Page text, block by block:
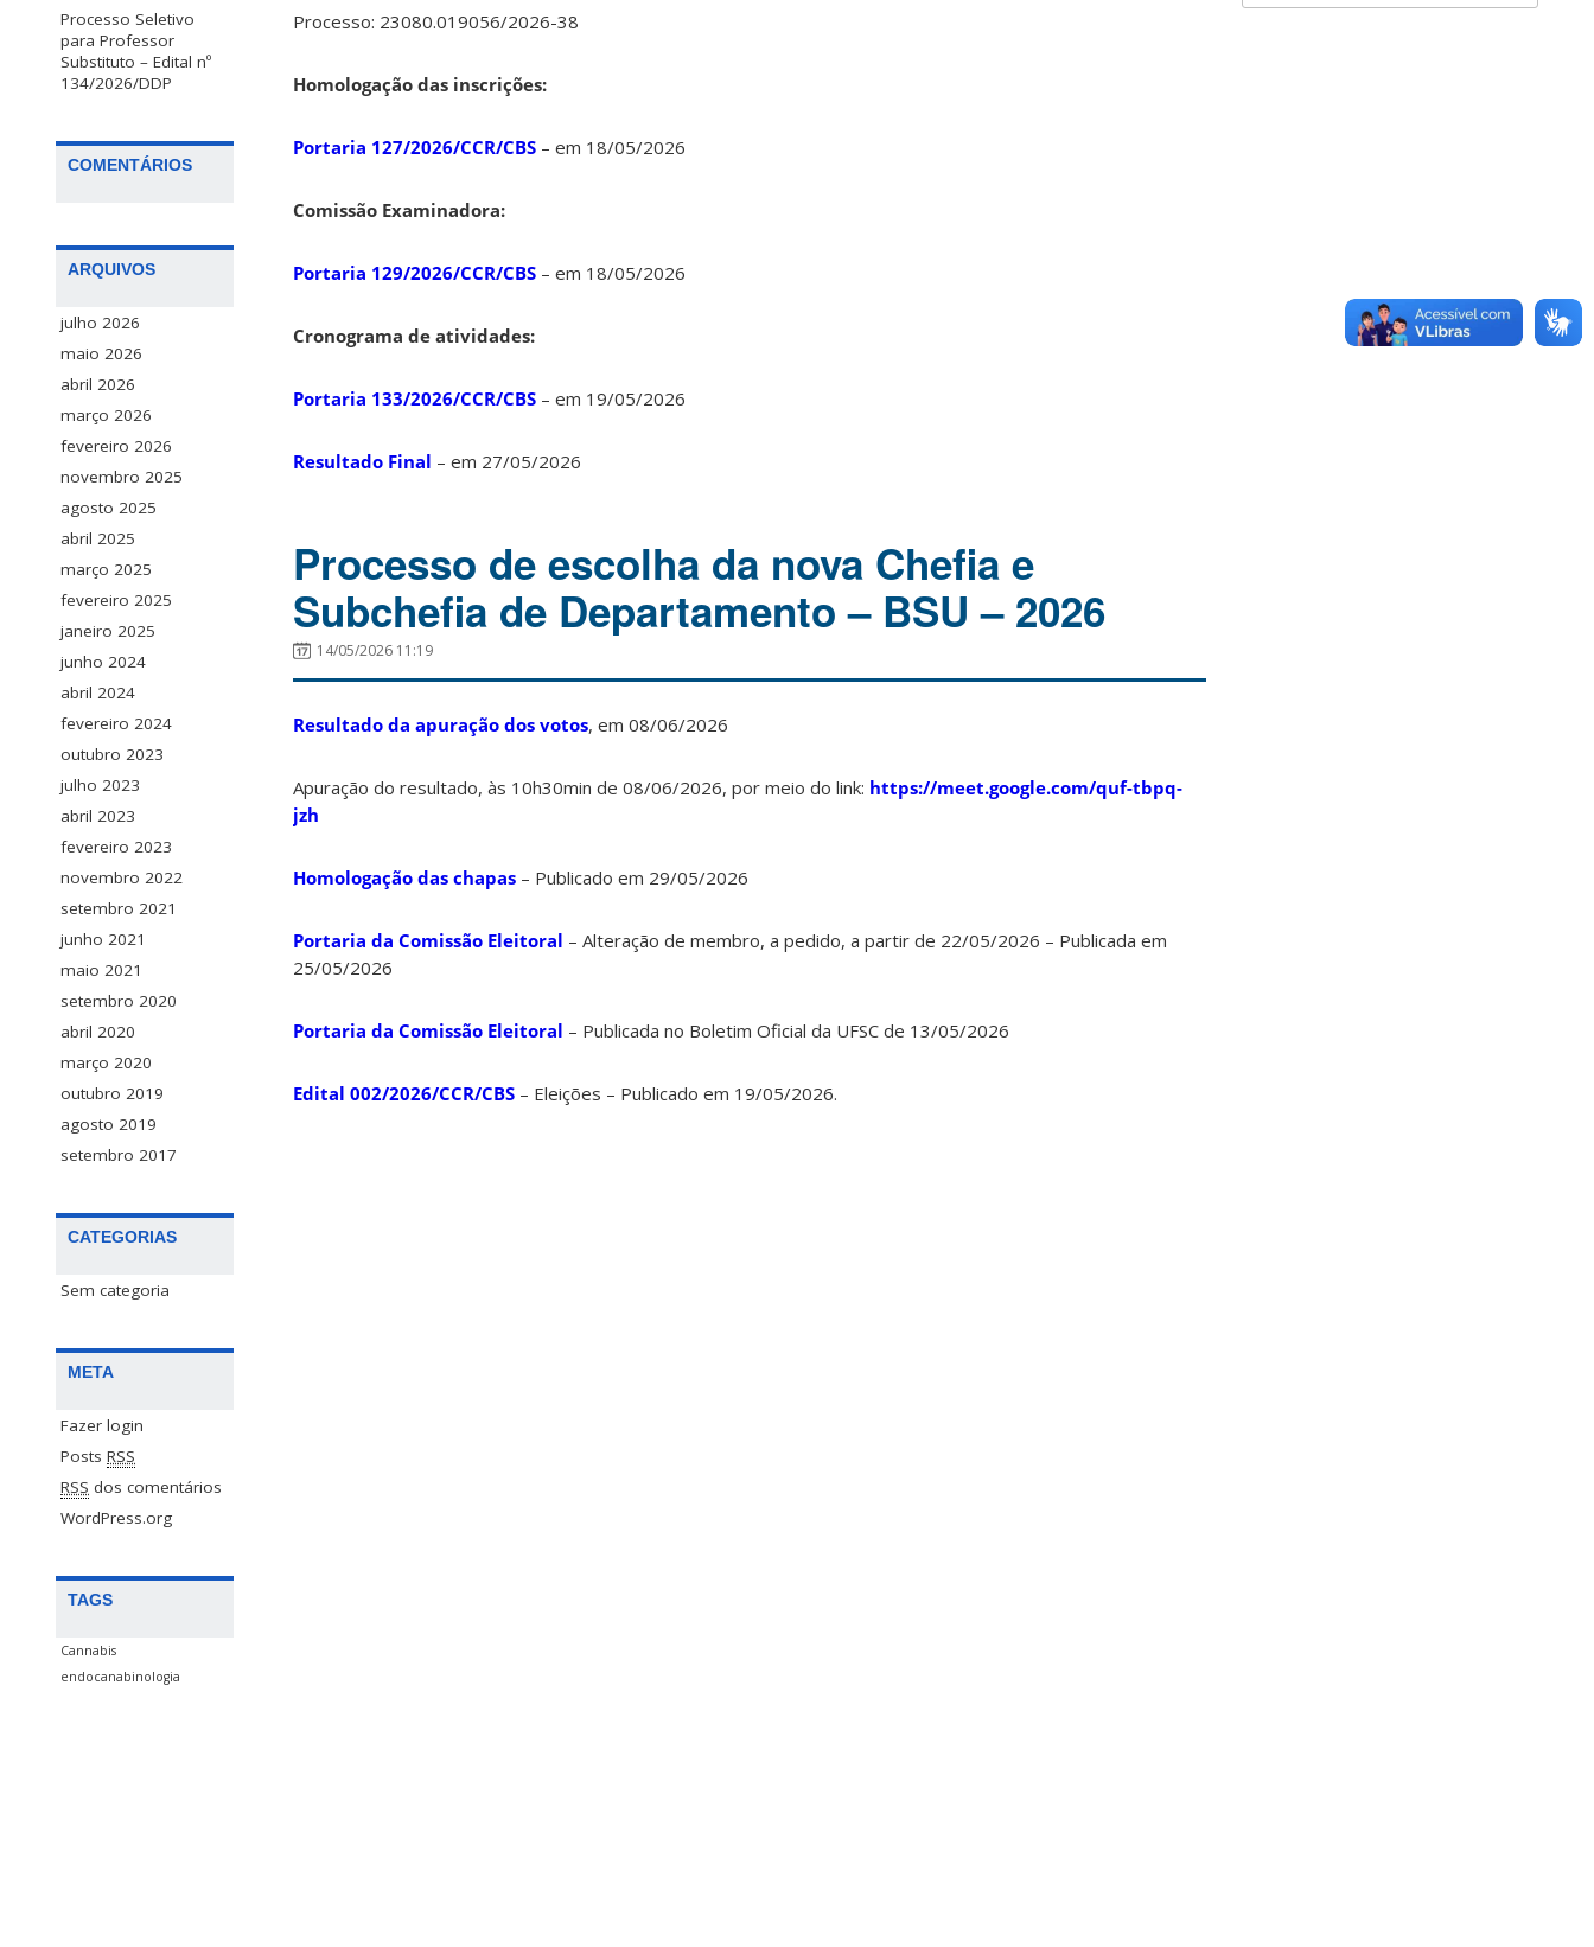
Processo Seletivo
para Professor
Substituto – Edital nº
134/2026/DDP
COMENTÁRIOS
ARQUIVOS
julho 2026
maio 2026
abril 2026
março 2026
fevereiro 2026
novembro 2025
agosto 2025
abril 2025
março 2025
fevereiro 2025
janeiro 2025
junho 2024
abril 2024
fevereiro 2024
outubro 2023
julho 2023
abril 2023
fevereiro 2023
novembro 2022
setembro 2021
junho 2021
maio 2021
setembro 2020
abril 2020
março 2020
outubro 2019
agosto 2019
setembro 2017
CATEGORIAS
Sem categoria
META
Fazer login
Posts RSS
RSS dos comentários
WordPress.org
TAGS
Cannabis
endocanabinologia
Processo: 23080.019056/2026-38
Homologação das inscrições:
Portaria 127/2026/CCR/CBS – em 18/05/2026
Comissão Examinadora:
Portaria 129/2026/CCR/CBS – em 18/05/2026
Cronograma de atividades:
Portaria 133/2026/CCR/CBS – em 19/05/2026
Resultado Final – em 27/05/2026
Processo de escolha da nova Chefia e
Subchefia de Departamento – BSU – 2026
14/05/2026 11:19
Resultado da apuração dos votos, em 08/06/2026
Apuração do resultado, às 10h30min de 08/06/2026, por meio do link: https://meet.google.com/quf-tbpq-
jzh
Homologação das chapas – Publicado em 29/05/2026
Portaria da Comissão Eleitoral – Alteração de membro, a pedido, a partir de 22/05/2026 – Publicada em
25/05/2026
Portaria da Comissão Eleitoral – Publicada no Boletim Oficial da UFSC de 13/05/2026
Edital 002/2026/CCR/CBS – Eleições – Publicado em 19/05/2026.